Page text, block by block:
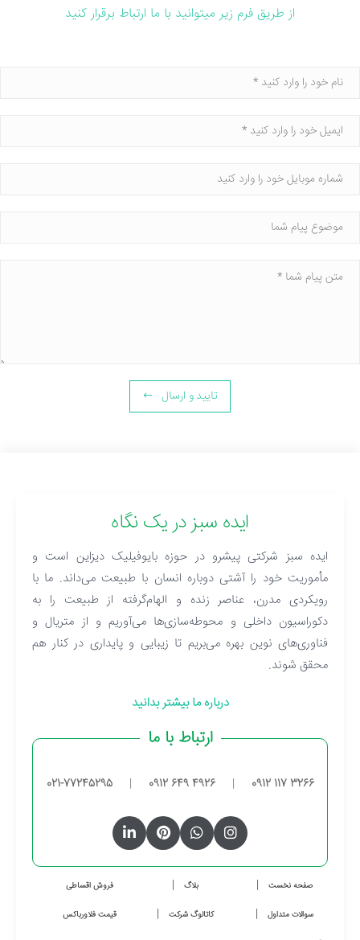
از طریق فرم زیر میتوانید با ما ارتباط برقرار کنید
تایید و ارسال
ایده سبز در یک نگاه
ایده سبز شرکتی پیشرو در حوزه بایوفیلیک دیزاین است و
مأموریت خود را آشتی دوباره انسان با طبیعت می‌داند. ما با
رویکردی مدرن، عناصر زنده و الهام‌گرفته از طبیعت را به
دکوراسیون داخلی و محوطه‌سازی‌ها می‌آوریم و از متریال و
فناوری‌های نوین بهره می‌بریم تا زیبایی و پایداری در کنار هم
محقق شوند.
درباره ما بیشتر بدانید
ارتباط با ما
0912 117 3266
|
0912 649 4926
|
021-77245295
صفحه نخست بلاگ فروش اقساطی
سوالات متداول کاتالوگ شرکت قیمت فلاورباکس